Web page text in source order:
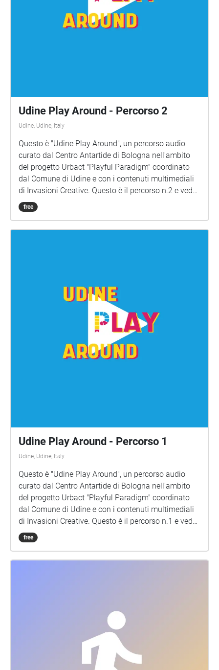
Udine Play Around - Percorso 2
Udine, Udine, Italy
Questo è "Udine Play Around", un percorso audio
curato dal Centro Antartide di Bologna nell'ambito
del progetto Urbact "Playful Paradigm" coordinato
dal Comune di Udine e con i contenuti multimediali
di Invasioni Creative. Questo è il percorso n.2 e vede
il racconto di alcuni luoghi-simbolo del quartiere:
Porta Aquileia, il Giardino Pascoli e l'Istituto Ceconi
free
Udine Play Around - Percorso 1
Udine, Udine, Italy
Questo è "Udine Play Around", un percorso audio
curato dal Centro Antartide di Bologna nell'ambito
del progetto Urbact "Playful Paradigm" coordinato
dal Comune di Udine e con i contenuti multimediali
di Invasioni Creative. Questo è il percorso n.1 e vede
il racconto di tre luoghi-simbolo del quartiere: la
Stazione dei treni, Via Roma e il Giardino Pascoli
free